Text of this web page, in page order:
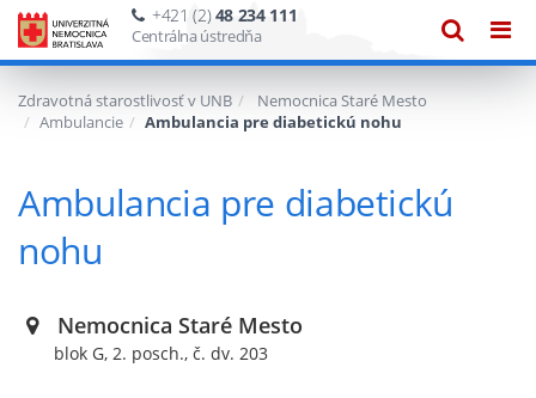
+421 (2)48 234 111
Centrálna ústredňa
Zdravotná starostlivosť v UNB
Nemocnica Staré Mesto
Ambulancie
Ambulancia pre diabetickú nohu
Ambulancia pre diabetickú
nohu
Nemocnica Staré Mesto
blok G, 2. posch., č. dv. 203